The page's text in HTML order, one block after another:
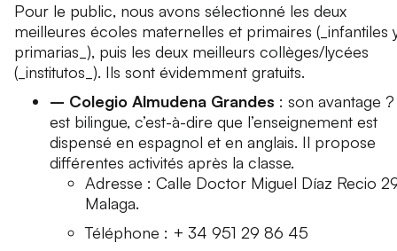
Pour le public, nous avons sélectionné les deux
meilleures écoles maternelles et primaires (_infantiles
primarias_), puis les deux meilleurs collèges/lycées
(_institutos_). Ils sont évidemment gratuits.
– Colegio Almudena Grandes : son avantage
est bilingue, c’est-à-dire que l’enseignement est
dispensé en espagnol et en anglais. Il propose
différentes activités après la classe.
Adresse : Calle Doctor Miguel Díaz Recio
Malaga.
Téléphone : + 34 951 29 86 45